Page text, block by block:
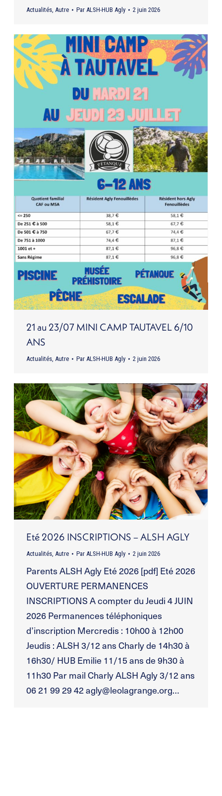
Actualités, Autre Par ALSH-HUB Agly 2 juin 2026
21 au 23/07 MINI CAMP TAUTAVEL 6/10
ANS
Actualités, Autre Par ALSH-HUB Agly 2 juin 2026
Eté 2026 INSCRIPTIONS – ALSH AGLY
Actualités, Autre Par ALSH-HUB Agly 2 juin 2026
Parents ALSH Agly Eté 2026 [pdf] Eté 2026
OUVERTURE PERMANENCES
INSCRIPTIONS A compter du Jeudi 4 JUIN
2026 Permanences téléphoniques
d’inscription Mercredis : 10h00 à 12h00
Jeudis : ALSH 3/12 ans Charly de 14h30 à
16h30/ HUB Emilie 11/15 ans de 9h30 à
11h30 Par mail Charly ALSH Agly 3/12 ans
06 21 99 29 42 agly@leolagrange.org…